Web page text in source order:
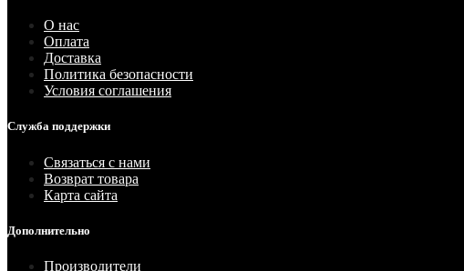
О нас
Оплата
Доставка
Политика безопасности
Условия соглашения
Служба поддержки
Связаться с нами
Возврат товара
Карта сайта
Дополнительно
Производители